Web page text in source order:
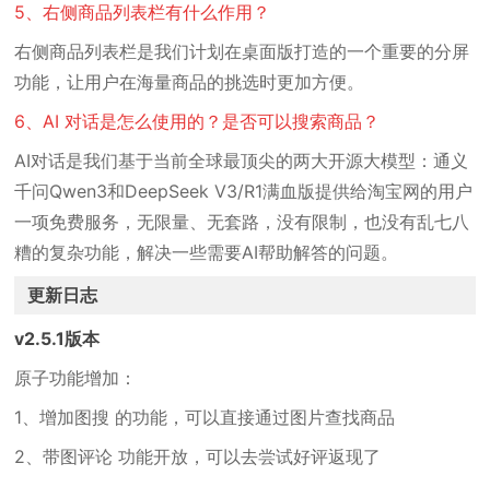
5、右侧商品列表栏有什么作用？
右侧商品列表栏是我们计划在桌面版打造的一个重要的分屏
功能，让用户在海量商品的挑选时更加方便。
6、AI 对话是怎么使用的？是否可以搜索商品？
AI对话是我们基于当前全球最顶尖的两大开源大模型：通义
千问Qwen3和DeepSeek V3/R1满血版提供给淘宝网的用户
一项免费服务，无限量、无套路，没有限制，也没有乱七八
糟的复杂功能，解决一些需要AI帮助解答的问题。
更新日志
v2.5.1版本
原子功能增加：
1、增加图搜 的功能，可以直接通过图片查找商品
2、带图评论 功能开放，可以去尝试好评返现了